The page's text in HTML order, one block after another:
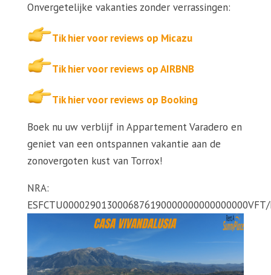
Onvergetelijke vakanties zonder verrassingen:
Tik hier voor reviews op Micazu
Tik hier voor reviews op AIRBNB
Tik hier voor reviews op Booking
Boek nu uw verblijf in Appartement Varadero en
geniet van een ontspannen vakantie aan de
zonovergoten kust van Torrox!
NRA: